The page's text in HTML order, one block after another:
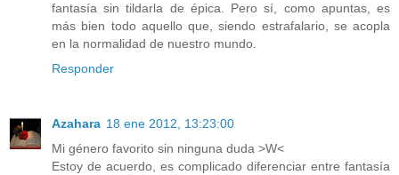
fantasía sin tildarla de épica. Pero sí, como apuntas, es
más bien todo aquello que, siendo estrafalario, se acopla
en la normalidad de nuestro mundo.
Responder
Azahara 18 ene 2012, 13:23:00
Mi género favorito sin ninguna duda >W<
Estoy de acuerdo, es complicado diferenciar entre fantasía